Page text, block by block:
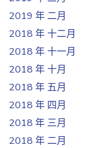
2019 年 二月
2018 年 十二月
2018 年 十一月
2018 年 十月
2018 年 五月
2018 年 四月
2018 年 三月
2018 年 二月